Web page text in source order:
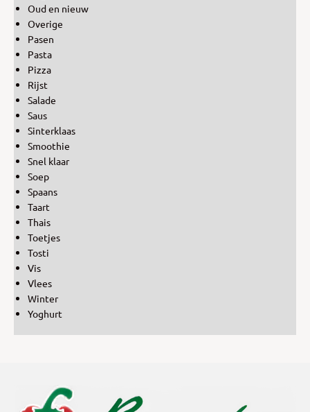
Oud en nieuw
Overige
Pasen
Pasta
Pizza
Rijst
Salade
Saus
Sinterklaas
Smoothie
Snel klaar
Soep
Spaans
Taart
Thais
Toetjes
Tosti
Vis
Vlees
Winter
Yoghurt